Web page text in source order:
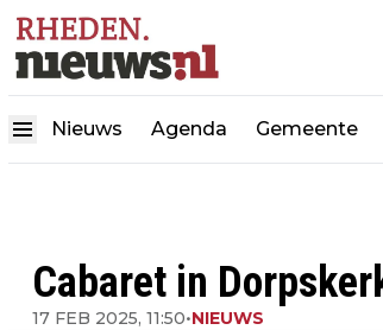
Nieuws Agenda Gemeente
Cabaret in
17 FEB 2025, 11:50•NIEUWS